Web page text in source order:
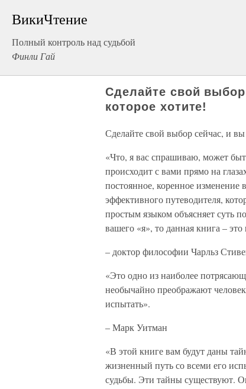
ВикиЧтение
Полный контроль над судьбой
Финли Гай
Сделайте свой
которое хотите!
Сделайте свой выбор сейчас, и
«Что, я вас спрашиваю, может
происходит с вами прямо на
постоянное, коренное
эффективного путеводителя,
простым языком объясняет суть
вашего «я», то данная книга –
– доктор философии Чарльз
«Это одно из наиболее
необычайно преображают
испытать».
– Марк Уитман
«В этой книге вам будут даны
жизненный путь со всеми его
судьбы. Эти тайны существуют.